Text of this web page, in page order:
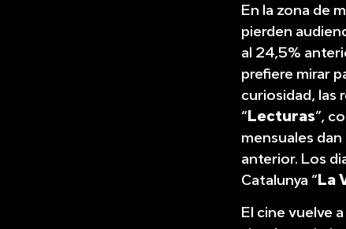
En la zona de
pierden
al 24,5%
prefiere mirar
curiosidad, las
“Lecturas”,
mensuales
anterior. Los
Catalunya “La
El cine vuelve